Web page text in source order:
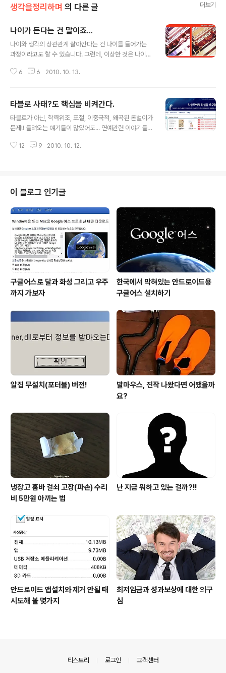
생각을정리하며 의 다른 글 더보기
나이가 든다는 건 말이죠...
나이와 생각의 상관관계 살아간다는 건 나이를 들어가는
과정이라고도 할 수 있습니다. 그런데, 이상한 것은 나이가
바라보는 의식은 차이가 있는 것 같습니다. 누구나 세월의
할아버지, 어르신...- 을 듣게 됩니다만, 마주하게 되는 상대
도 역시 그러하다는 생각은 좀 덜하기 때문입니다. 왜냐하
면, 살아가면서 수없이 많은 사람과의 만남과 헤어짐을 반
은 그 시점을 두고 생각하게 마련이거든요. 그냥 만난 시점
6 6 2010. 10. 13.
타블로 사태?도 핵심을 비켜간다.
타블로가 아닌, 학력위조, 표절, 이중국적, 왜곡된 돈벌이가
문제!! 들려오는 얘기들이 많았어도... 연예관련 이야기들에
대충 알았어도 그가 어떻다라는 것에 대해서는 관심도 없
단순히 타블로 사태?와 관련된 이야기겠거니 하는 정도였
을 뿐입니다. 그런데, 이웃 블로거이신 블루앤라이브님의
타블로 건에 대한 트윗들을 보면서 좀 생각을 하게 되었
고... 최근 일련의 반전?에 의해 -이 반전을 생각하면 늘 떠
오르는 것이 황우석 사태?입니다. 정말 언제 또 반전이 있
을지 모른다는 사실에 대한..
12 9 2010. 10. 12.
이 블로그 인기글
구글어스로 달과 화성 그리고 우주
까지 가보자
한국에서 막혀있는 안드로이드용
구글어스 설치하기
알집 무설치(포터블) 버전!
발마우스, 진작 나왔다면 어땠을까
요?
냉장고 홈바 걸쇠 고장(파손) 수리
비 5만원 아끼는 법
난 지금 뭐하고 있는 걸까?!!
안드로이드 앱설치와 제거 안될 때
시도해 볼 몇가지
최저임금과 성과보상에 대한 의구
심
티스토리 로그인 고객센터